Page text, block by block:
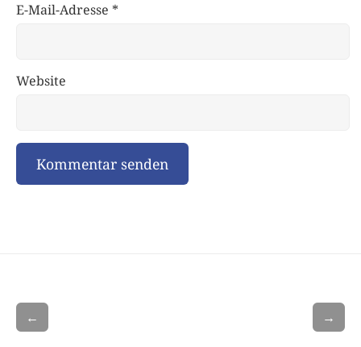
E-Mail-Adresse *
Website
← →